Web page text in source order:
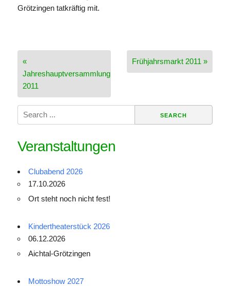
Grötzingen tatkräftig mit.
Beitragsnavigation
«
Jahreshauptversammlung
2011
Frühjahrsmarkt 2011 »
Search
for:
Veranstaltungen
Clubabend 2026
17.10.2026
Ort steht noch nicht fest!
Kindertheaterstück 2026
06.12.2026
Aichtal-Grötzingen
Mottoshow 2027